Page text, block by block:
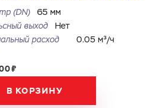
огранизации (любой формат, макс. 20
(DN)
65 мм
выход
Нет
расход
0.05 м³/ч
В КОРЗИНУ